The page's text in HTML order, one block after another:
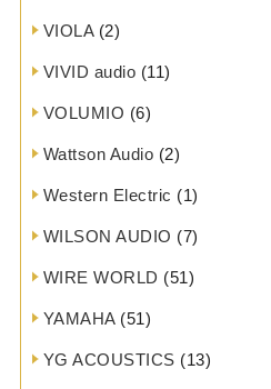
VIOLA(2)
VIVID audio (11)
VOLUMIO (6)
Wattson Audio (2)
Western Electric (1)
WILSON AUDIO (7)
WIRE WORLD (51)
YAMAHA(51)
YG ACOUSTICS (13)